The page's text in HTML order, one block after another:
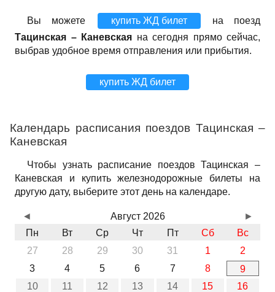
Вы можете купить ЖД билет
на поезд
Тацинская – Каневская на сегодня прямо сейчас,
выбрав удобное время отправления или прибытия.
купить ЖД билет
Календарь расписания поездов Тацинская –
Каневская
Чтобы узнать расписание поездов Тацинская –
Каневская и купить железнодорожные билеты на
другую дату, выберите этот день на календаре.
Август 2026
Пн
Вт Ср Чт Пт Сб
Вс
27
28 29 30 31 1
2
3
4 5 6 7 8
9
10
11 12 13 14 15
16
◄ ►